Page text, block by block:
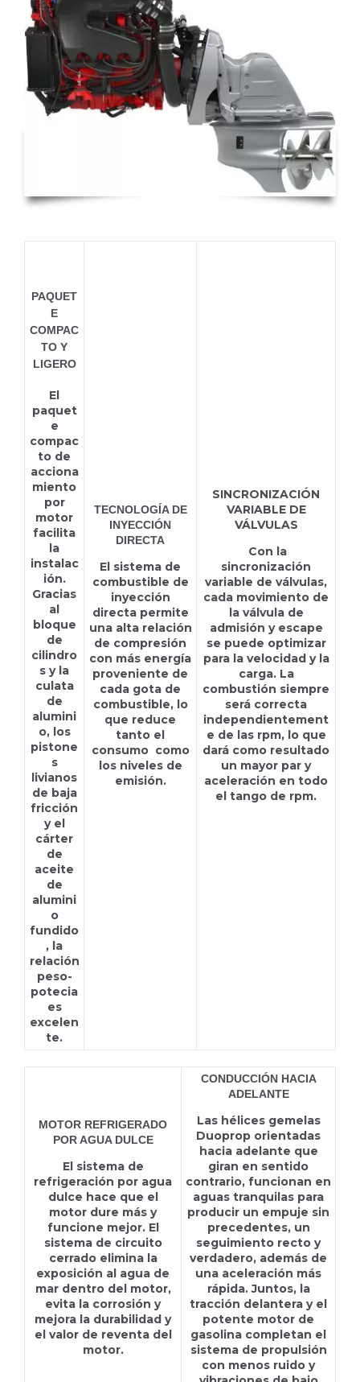
PAQUET
E
COMPAC
TO Y
LIGERO
El
paquet
e
compac
to de
acciona
miento
por
motor
facilita
la
instalac
ión.
Gracias
al
bloque
de
cilindro
s y la
culata
de
alumini
o, los
pistone
s
livianos
de baja
fricción
y el
cárter
de
aceite
de
alumini
o
fundido
, la
relación
peso-
potecia
es
excelen
te.
TECNOLOGÍA DE
INYECCIÓN
DIRECTA
El sistema de
combustible de
inyección
directa permite
una alta relación
de compresión
con más energía
proveniente de
cada gota de
combustible, lo
que reduce
tanto el
consumo como
los niveles de
emisión.
SINCRONIZACIÓN
VARIABLE DE
VÁLVULAS
Con la
sincronización
variable de válvulas,
cada movimiento de
la válvula de
admisión y escape
se puede optimizar
para la velocidad y la
carga. La
combustión siempre
será correcta
independientement
e de las rpm, lo que
dará como resultado
un mayor par y
aceleración en todo
el tango de rpm.
MOTOR REFRIGERADO
POR AGUA DULCE
El sistema de
refrigeración por agua
dulce hace que el
motor dure más y
funcione mejor. El
sistema de circuito
cerrado elimina la
exposición al agua de
mar dentro del motor,
evita la corrosión y
mejora la durabilidad y
el valor de reventa del
motor.
CONDUCCIÓN HACIA
ADELANTE
Las hélices gemelas
Duoprop orientadas
hacia adelante que
giran en sentido
contrario, funcionan en
aguas tranquilas para
producir un empuje sin
precedentes, un
seguimiento recto y
verdadero, además de
una aceleración más
rápida. Juntos, la
tracción delantera y el
potente motor de
gasolina completan el
sistema de propulsión
con menos ruido y